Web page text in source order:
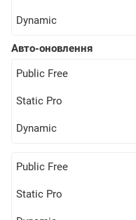
Dynamic
Авто-оновлення
Public Free
Static Pro
Dynamic
Public Free
Static Pro